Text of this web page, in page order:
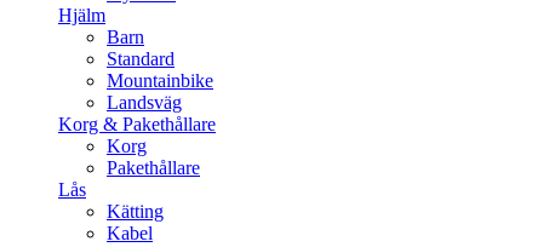
Hjälm
Barn
Standard
Mountainbike
Landsväg
Korg & Pakethållare
Korg
Pakethållare
Lås
Kätting
Kabel